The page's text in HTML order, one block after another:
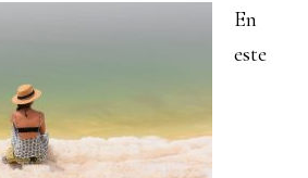
En
este